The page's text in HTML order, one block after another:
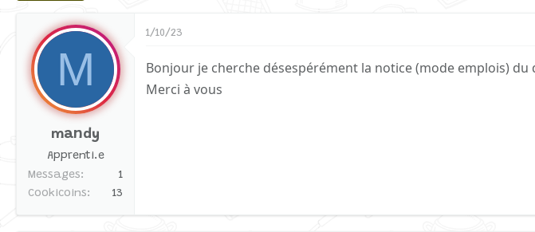
M
mandy
Apprenti.e
Messages
1
Cookicoins
13
1/10/23
Bonjour je cherche désespérément la notice (mode emplois)
Merci à vous